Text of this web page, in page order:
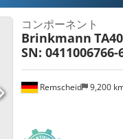
Remscheid 9,200
コンポーネント
Brinkmann
SN: 0411006766-